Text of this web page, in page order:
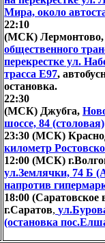
Мира, около
22:10
(МСК)
общественного
перекрестке ул.
трасса Е97,
остановка.
22:30
(МСК) Джубга,
шоссе, 84 (столовая)
23:30 (МСК)
километр
12:00 (МСК)
ул.Землячки, 74 Б
напротив
18:00 (Саратовское
г.Саратов,
(остановка